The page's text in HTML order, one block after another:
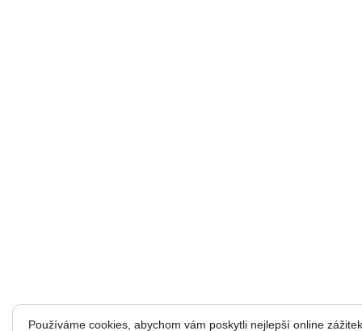
Používáme cookies, abychom vám poskytli nejlepší online